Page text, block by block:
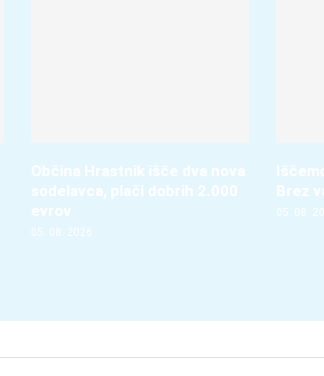
Občina Hrastnik išče dva nova
sodelavca, plači dobrih 2.000
evrov
05. 08. 2026
Brez
05. 08.